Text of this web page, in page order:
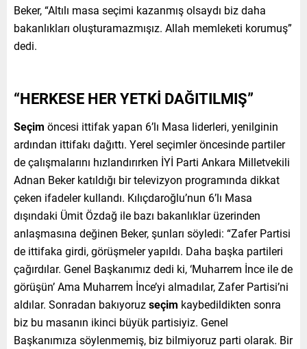
Beker, “Altılı masa seçimi kazanmış olsaydı biz daha
bakanlıkları oluşturamazmışız. Allah memleketi korumuş”
dedi.
“HERKESE HER YETKİ DAĞITILMIŞ”
Seçim öncesi ittifak yapan 6’lı Masa liderleri, yenilginin
ardından ittifakı dağıttı. Yerel seçimler öncesinde partiler
de çalışmalarını hızlandırırken İYİ Parti Ankara Milletvekili
Adnan Beker katıldığı bir televizyon programında dikkat
çeken ifadeler kullandı. Kılıçdaroğlu’nun 6’lı Masa
dışındaki Ümit Özdağ ile bazı bakanlıklar üzerinden
anlaşmasına değinen Beker, şunları söyledi: “Zafer Partisi
de ittifaka girdi, görüşmeler yapıldı. Daha başka partileri
çağırdılar. Genel Başkanımız dedi ki, ‘Muharrem İnce ile de
görüşün’ Ama Muharrem İnce’yi almadılar, Zafer Partisi’ni
aldılar. Sonradan bakıyoruzseçim kaybedildikten sonra
biz bu masanın ikinci büyük partisiyiz. Genel
Başkanımıza söylenmemiş, biz bilmiyoruz parti olarak. Bir